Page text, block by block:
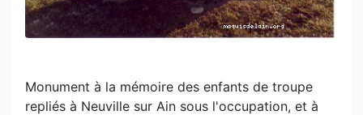
Monument à la mémoire des enfants de troupe
repliés à Neuville sur Ain sous l'occupation, et à